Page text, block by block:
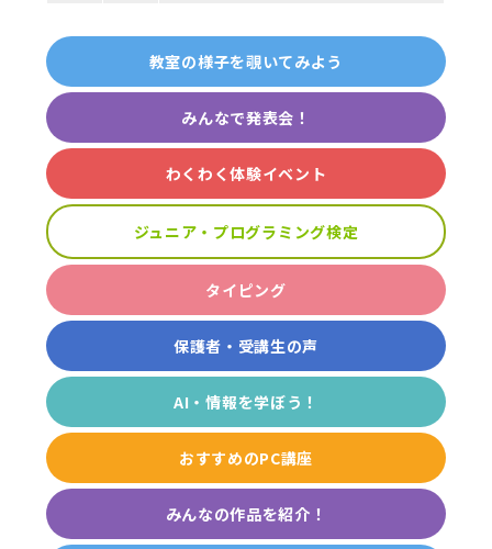
教室の様子を覗いてみよう
みんなで発表会！
わくわく体験イベント
ジュニア・プログラミング検定
タイピング
保護者・受講生の声
AI・情報を学ぼう！
おすすめのPC講座
みんなの作品を紹介！